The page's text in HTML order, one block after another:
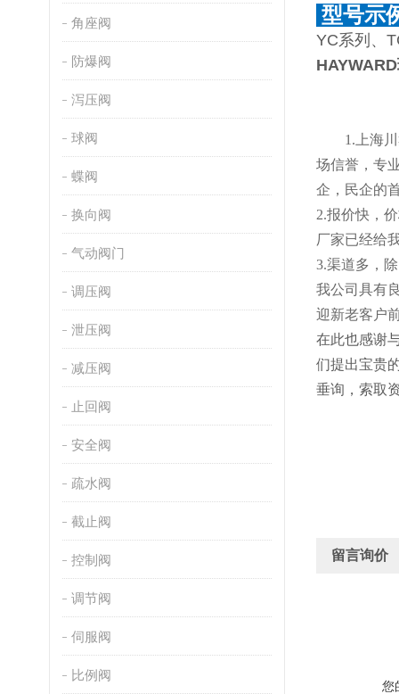
角座阀
防爆阀
泻压阀
球阀
蝶阀
换向阀
气动阀门
调压阀
泄压阀
减压阀
止回阀
安全阀
疏水阀
截止阀
控制阀
调节阀
伺服阀
比例阀
型号示
YC系列、
1. 上海
场信誉，专
企，民企的
2.报价快，
厂家已经给
3.渠道多，
我公司具有
迎新老客户
在此也感谢
们提出宝贵
垂询，索取
留言询价
您